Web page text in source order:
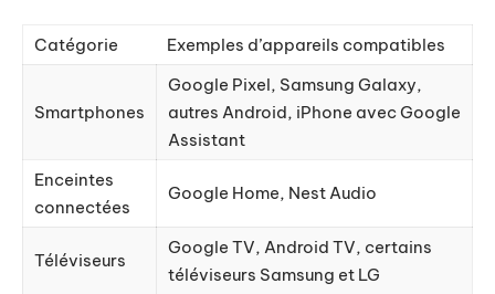
Catégorie Exemples d’appareils compatibles
Smartphones
Google Pixel, Samsung Galaxy,
autres Android, iPhone avec Google
Assistant
Enceintes
connectées
Google Home, Nest Audio
Téléviseurs
Google TV, Android TV, certains
téléviseurs Samsung et LG